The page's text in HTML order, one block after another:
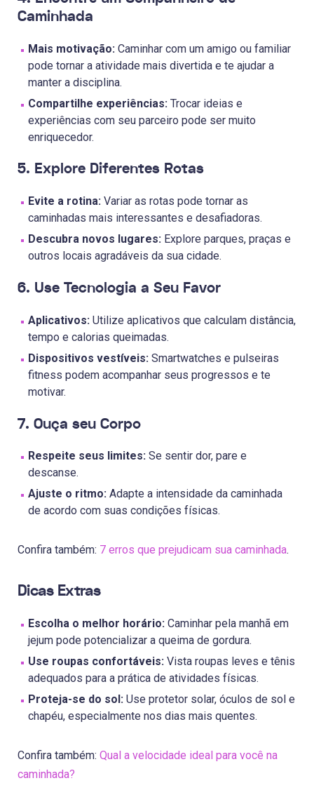
Caminhada
Mais motivação: Caminhar com um amigo ou familiar
pode tornar a atividade mais divertida e te ajudar a
manter a disciplina.
Compartilhe experiências: Trocar ideias e
experiências com seu parceiro pode ser muito
enriquecedor.
5. Explore Diferentes Rotas
Evite a rotina: Variar as rotas pode tornar as
caminhadas mais interessantes e desafiadoras.
Descubra novos lugares: Explore parques, praças e
outros locais agradáveis da sua cidade.
6. Use Tecnologia a Seu Favor
Aplicativos: Utilize aplicativos que calculam distância,
tempo e calorias queimadas.
Dispositivos vestíveis: Smartwatches e pulseiras
fitness podem acompanhar seus progressos e te
motivar.
7. Ouça seu Corpo
Respeite seus limites: Se sentir dor, pare e
descanse.
Ajuste o ritmo: Adapte a intensidade da caminhada
de acordo com suas condições físicas.
Confira também: 7 erros que prejudicam sua caminhada.
Dicas Extras
Escolha o melhor horário: Caminhar pela manhã em
jejum pode potencializar a queima de gordura.
Use roupas confortáveis: Vista roupas leves e tênis
adequados para a prática de atividades físicas.
Proteja-se do sol: Use protetor solar, óculos de sol e
chapéu, especialmente nos dias mais quentes.
Confira também: Qual a velocidade ideal para você na
caminhada?